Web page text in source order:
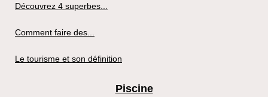
Découvrez 4 superbes...
Comment faire des...
Le tourisme et son définition
Piscine